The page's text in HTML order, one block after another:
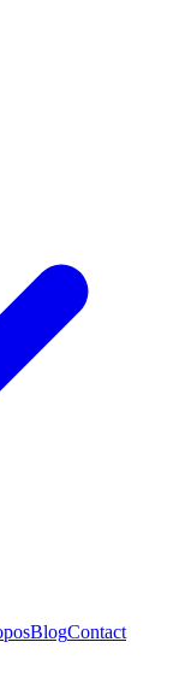
BlogContact